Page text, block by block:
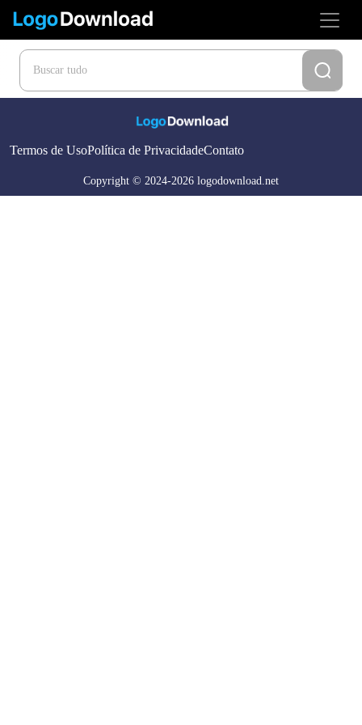
Termos de UsoPolítica de PrivacidadeContato
Copyright © 2024-2026 logodownload.net